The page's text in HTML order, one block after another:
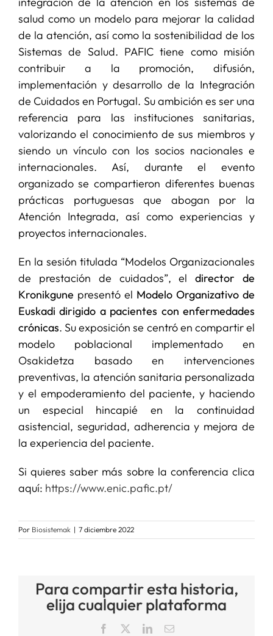
salud como un modelo para mejorar la calidad
de la atención, así como la sostenibilidad de los
Sistemas de Salud. PAFIC tiene como misión
contribuir a la promoción, difusión,
implementación y desarrollo de la Integración
de Cuidados en Portugal. Su ambición es ser una
referencia para las instituciones sanitarias,
valorizando el conocimiento de sus miembros y
siendo un vínculo con los socios nacionales e
internacionales. Así, durante el evento
organizado se compartieron diferentes buenas
prácticas portuguesas que abogan por la
Atención Integrada, así como experiencias y
proyectos internacionales.
En la sesión titulada “Modelos Organizacionales
de prestación de cuidados”, eldirector de
Kronikgune presentó el Modelo Organizativo de
Euskadi dirigido a pacientes con enfermedades
crónicas. Su exposición se centró en compartir el
modelo poblacional implementado en
Osakidetza basado en intervenciones
preventivas, la atención sanitaria personalizada
y el empoderamiento del paciente, y haciendo
un especial hincapié en la continuidad
asistencial, seguridad, adherencia y mejora de
la experiencia del paciente.
Si quieres saber más sobre la conferencia clica
aquí: https://www.enic.pafic.pt/
Por Biosistemak | 7 diciembre 2022
Para compartir esta historia,
elija cualquier plataforma
Facebook LinkedInCorreo